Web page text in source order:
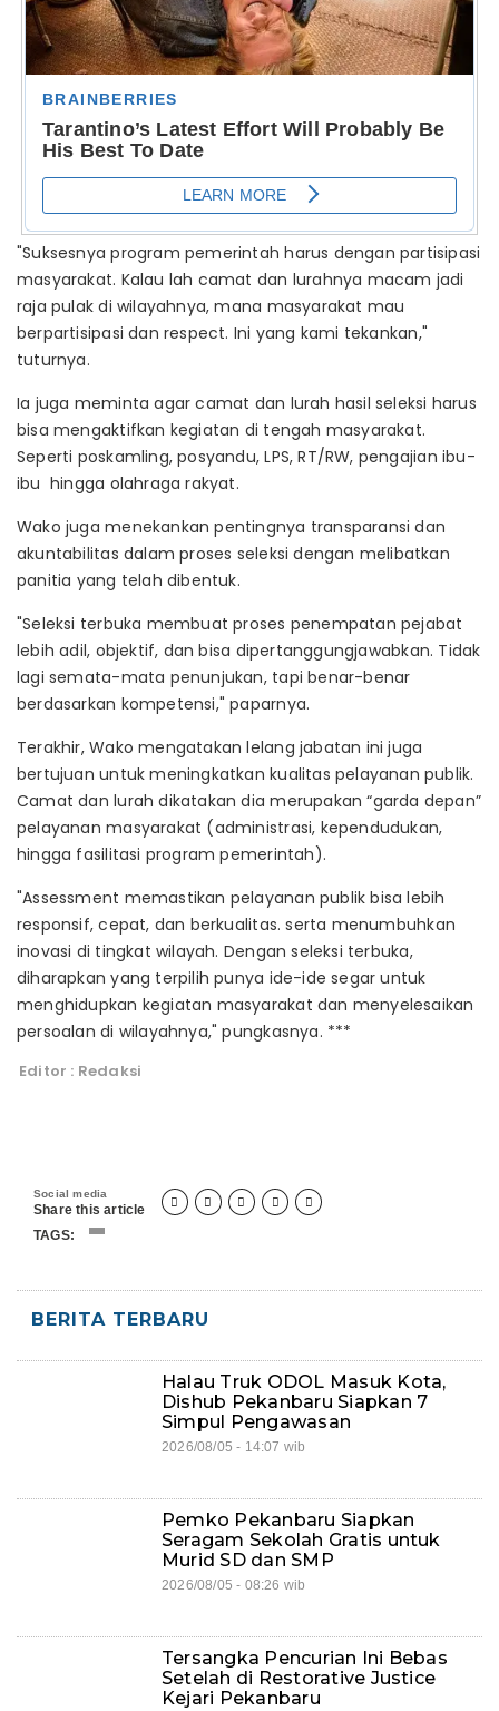
"Suksesnya program pemerintah harus dengan partisipasi
masyarakat. Kalau lah camat dan lurahnya macam jadi
raja pulak di wilayahnya, mana masyarakat mau
berpartisipasi dan respect. Ini yang kami tekankan,"
tuturnya.
Ia juga meminta agar camat dan lurah hasil seleksi harus
bisa mengaktifkan kegiatan di tengah masyarakat.
Seperti poskamling, posyandu, LPS, RT/RW, pengajian ibu-
ibu hingga olahraga rakyat.
Wako juga menekankan pentingnya transparansi dan
akuntabilitas dalam proses seleksi dengan melibatkan
panitia yang telah dibentuk.
"Seleksi terbuka membuat proses penempatan pejabat
lebih adil, objektif, dan bisa dipertanggungjawabkan. Tidak
lagi semata-mata penunjukan, tapi benar-benar
berdasarkan kompetensi," paparnya.
Terakhir, Wako mengatakan lelang jabatan ini juga
bertujuan untuk meningkatkan kualitas pelayanan publik.
Camat dan lurah dikatakan dia merupakan “garda depan”
pelayanan masyarakat (administrasi, kependudukan,
hingga fasilitasi program pemerintah).
"Assessment memastikan pelayanan publik bisa lebih
responsif, cepat, dan berkualitas. serta menumbuhkan
inovasi di tingkat wilayah. Dengan seleksi terbuka,
diharapkan yang terpilih punya ide-ide segar untuk
menghidupkan kegiatan masyarakat dan menyelesaikan
persoalan di wilayahnya," pungkasnya. ***
Editor : Redaksi
Social media
Share this article     
TAGS:
BERITA TERBARU
Halau Truk ODOL Masuk Kota,
Dishub Pekanbaru Siapkan 7
Simpul Pengawasan
2026/08/05 - 14:07 wib
Pemko Pekanbaru Siapkan
Seragam Sekolah Gratis untuk
Murid SD dan SMP
2026/08/05 - 08:26 wib
Tersangka Pencurian Ini Bebas
Setelah di Restorative Justice
Kejari Pekanbaru